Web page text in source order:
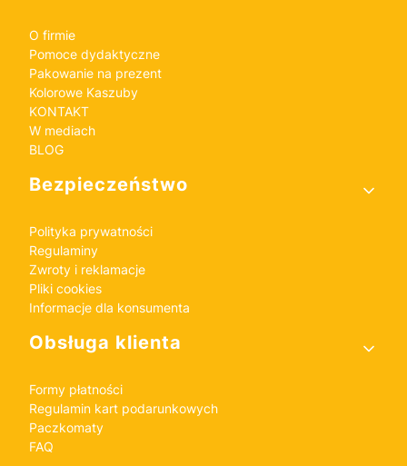
O firmie
Pomoce dydaktyczne
Pakowanie na prezent
Kolorowe Kaszuby
KONTAKT
W mediach
BLOG
Bezpieczeństwo
Polityka prywatności
Regulaminy
Zwroty i reklamacje
Pliki cookies
Informacje dla konsumenta
Obsługa klienta
Formy płatności
Regulamin kart podarunkowych
Paczkomaty
FAQ